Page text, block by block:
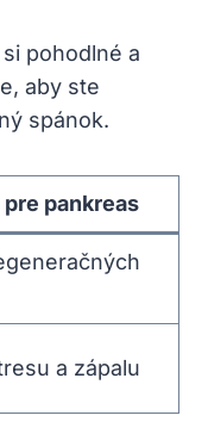
pohodlné a
aby ste
spánok.
pankreas
a zápalu